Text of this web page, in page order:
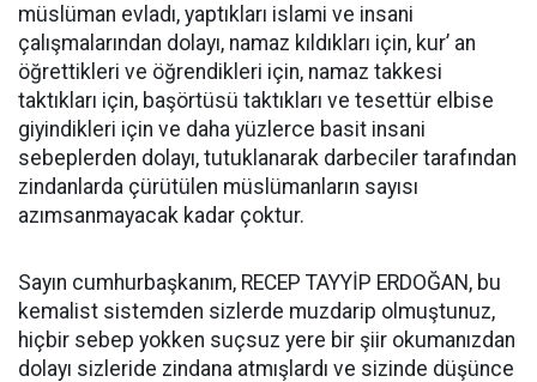
müslüman evladı, yaptıkları islami ve insani
çalışmalarından dolayı, namaz kıldıkları için, kur’ an
öğrettikleri ve öğrendikleri için, namaz takkesi
taktıkları için, başörtüsü taktıkları ve tesettür elbise
giyindikleri için ve daha yüzlerce basit insani
sebeplerden dolayı, tutuklanarak darbeciler tarafından
zindanlarda çürütülen müslümanların sayısı
azımsanmayacak kadar çoktur.
Sayın cumhurbaşkanım, RECEP TAYYİP ERDOĞAN, bu
kemalist sistemden sizlerde muzdarip olmuştunuz,
hiçbir sebep yokken suçsuz yere bir şiir okumanızdan
dolayı sizleride zindana atmışlardı ve sizinde düşünce